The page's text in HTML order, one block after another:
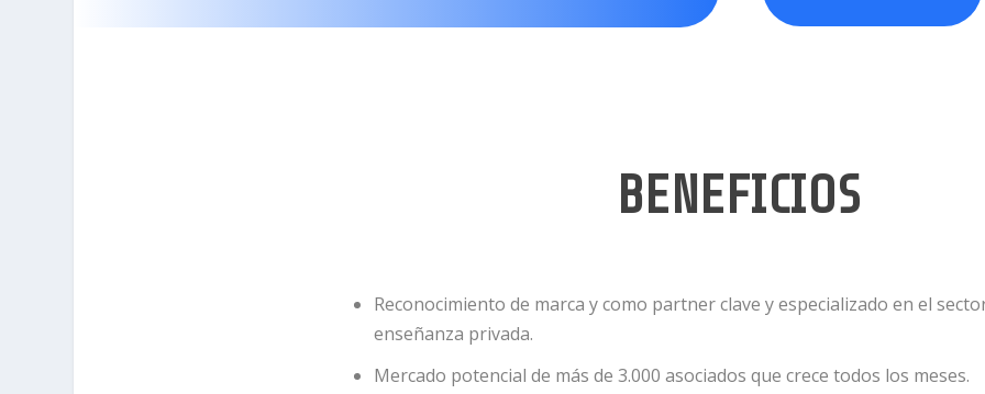
BENEFICIOS
Reconocimiento de marca y como partner clave y especializado en el
enseñanza privada.
Mercado potencial de más de 3.000 asociados que crece todos los meses.